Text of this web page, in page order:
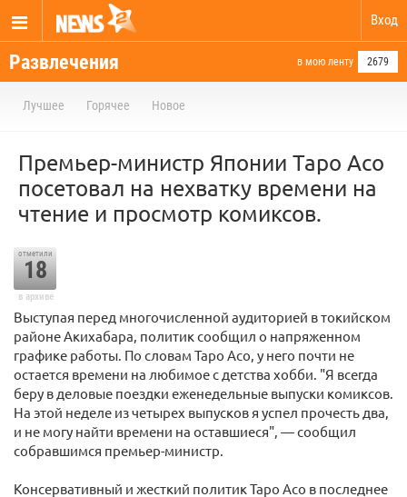
Вход
Развлечения в мою ленту 2679
Лучшее Горячее Новое
Премьер-министр Японии Таро Асо
посетовал на нехватку времени на
чтение и просмотр комиксов.
отметили
18
в архиве
Выступая перед многочисленной аудиторией в токийском
районе Акихабара, политик сообщил о напряженном
графике работы. По словам Таро Асо, у него почти не
остается времени на любимое с детства хобби. "Я всегда
беру в деловые поездки еженедельные выпуски комиксов.
На этой неделе из четырех выпусков я успел прочесть два,
и не могу найти времени на оставшиеся", — сообщил
собравшимся премьер-министр.
Консервативный и жесткий политик Таро Асо в последнее